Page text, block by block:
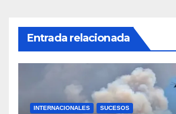
Entrada relacionada
INTERNACIONALES SUCESOS